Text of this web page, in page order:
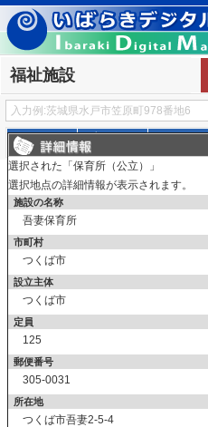
福祉施設
探す
表示切替
児童福祉施設_児童福祉施設
保育所（公立）
保育所（公立）
保育所（私立）
認定こども園（私立）
認定こども園（私立）
病児保育施設
選択された「保育所（公立）」
選択地点の詳細情報が表示されます。
施設の名称
吾妻保育所
市町村
つくば市
設立主体
つくば市
定員
125
郵便番号
305-0031
所在地
つくば市吾妻2-5-4